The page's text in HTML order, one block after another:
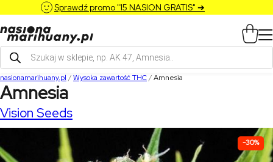
Sprawdź promo "15 NASION GRATIS" ➔
Wyszukiwarka
produktów
nasionamarihuany.pl /Wysoka zawartość THC/Amnesia
Amnesia
Vision Seeds
-30%